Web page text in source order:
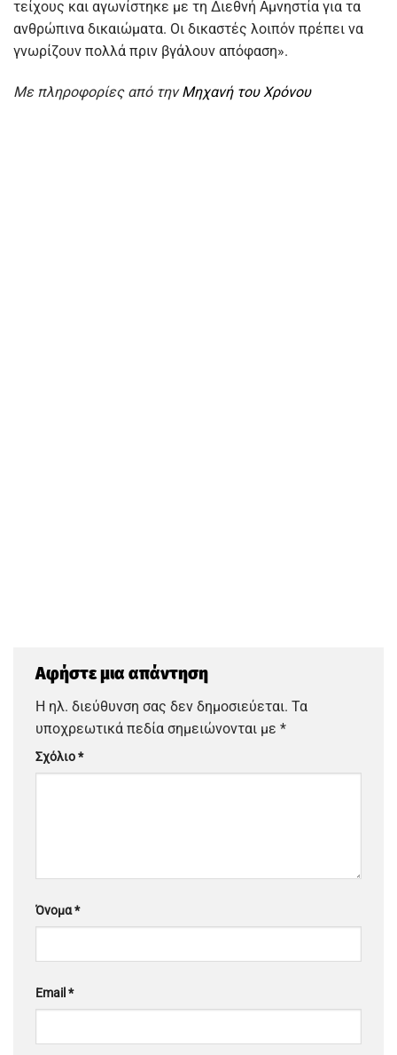
τείχους και αγωνίστηκε με τη Διεθνή Αμνηστία για τα
ανθρώπινα δικαιώματα. Οι δικαστές λοιπόν πρέπει να
γνωρίζουν πολλά πριν βγάλουν απόφαση».
Με πληροφορίες από τηνΜηχανή του Χρόνου
Αφήστε μια απάντηση
Η ηλ. διεύθυνση σας δεν δημοσιεύεται. Τα
υποχρεωτικά πεδία σημειώνονται με *
Σχόλιο*
Όνομα*
Email *